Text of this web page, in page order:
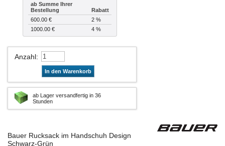
ab Summe Ihrer
Bestellung
Rabatt
600.00 €
2 %
1000.00 €
4 %
Anzahl:
In den Warenkorb
ab Lager versandfertig in 36
Stunden
Bauer Rucksack im Handschuh Design
Schwarz-Grün